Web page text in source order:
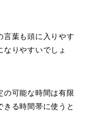
言葉も頭に入りやす
なりやすいでしょ
の可能な時間は有限
る時間帯に使うと